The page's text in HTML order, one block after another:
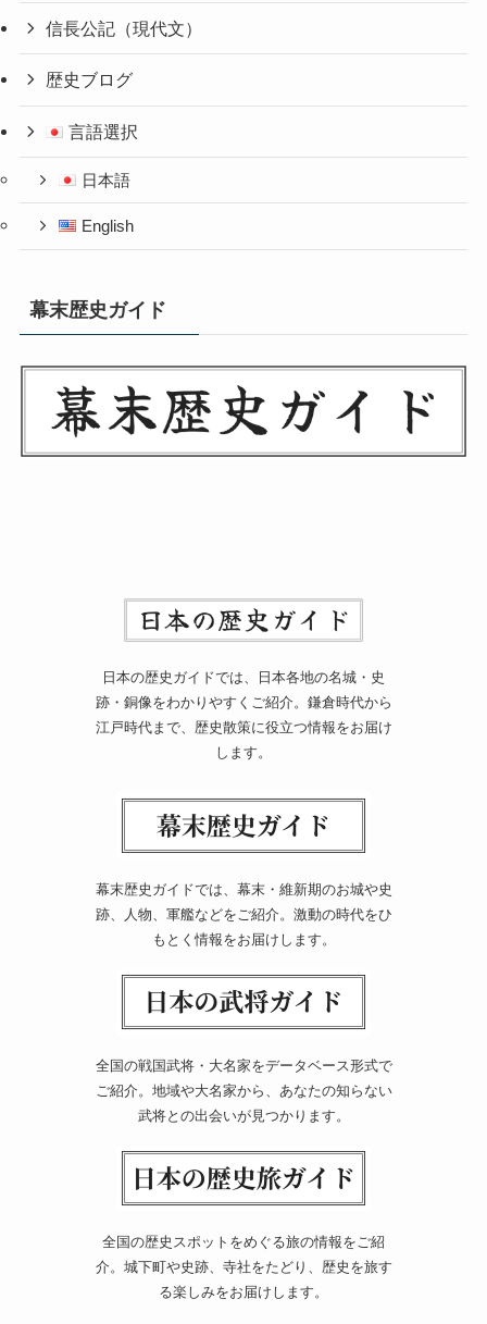
信長公記（現代文）
歴史ブログ
言語選択
日本語
English
幕末歴史ガイド
日本の歴史ガイドでは、日本各地の名城・史
跡・銅像をわかりやすくご紹介。鎌倉時代から
江戸時代まで、歴史散策に役立つ情報をお届け
します。
幕末歴史ガイドでは、幕末・維新期のお城や史
跡、人物、軍艦などをご紹介。激動の時代をひ
もとく情報をお届けします。
全国の戦国武将・大名家をデータベース形式で
ご紹介。地域や大名家から、あなたの知らない
武将との出会いが見つかります。
全国の歴史スポットをめぐる旅の情報をご紹
介。城下町や史跡、寺社をたどり、歴史を旅す
る楽しみをお届けします。